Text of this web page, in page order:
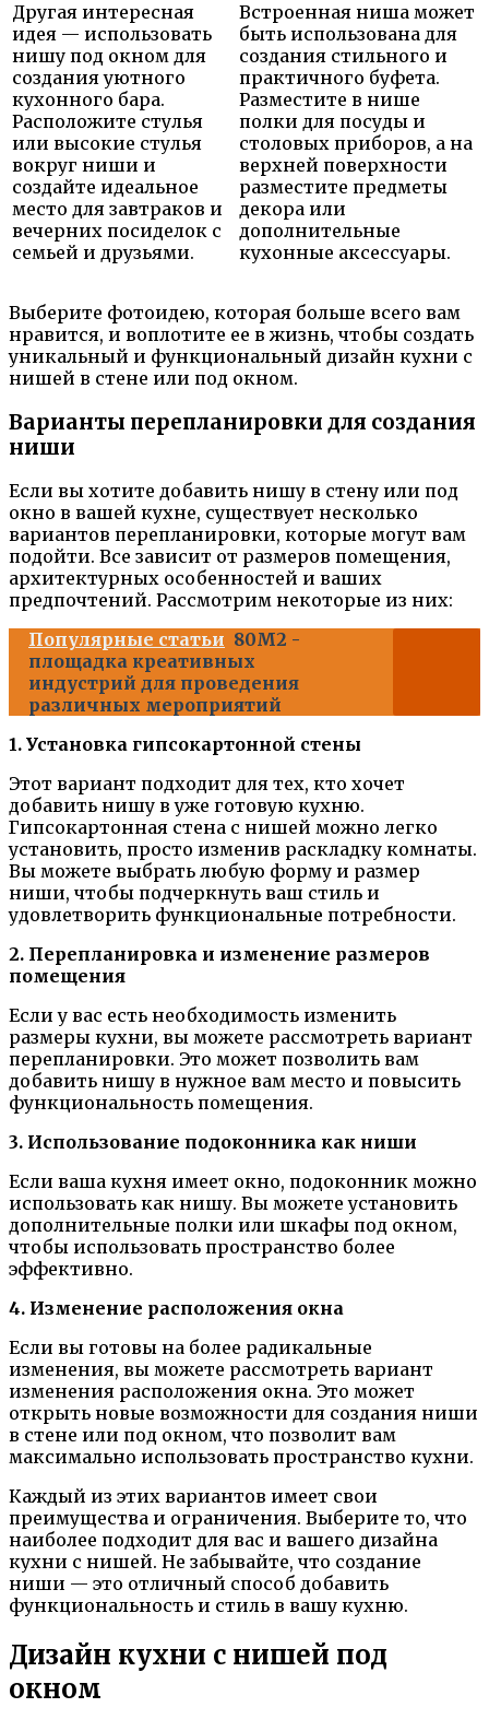
Другая интересная
идея — использовать
нишу под окном для
создания уютного
кухонного бара.
Расположите стулья
или высокие стулья
вокруг ниши и
создайте идеальное
место для завтраков и
вечерних посиделок с
семьей и друзьями.
Встроенная ниша может
быть использована для
создания стильного и
практичного буфета.
Разместите в нише
полки для посуды и
столовых приборов, а на
верхней поверхности
разместите предметы
декора или
дополнительные
кухонные аксессуары.
Выберите фотоидею, которая больше всего вам
нравится, и воплотите ее в жизнь, чтобы создать
уникальный и функциональный дизайн кухни с
нишей в стене или под окном.
Варианты перепланировки для создания
ниши
Если вы хотите добавить нишу в стену или под
окно в вашей кухне, существует несколько
вариантов перепланировки, которые могут вам
подойти. Все зависит от размеров помещения,
архитектурных особенностей и ваших
предпочтений. Рассмотрим некоторые из них:
Популярные статьи 80M2 -
площадка креативных
индустрий для проведения
различных мероприятий
1. Установка гипсокартонной стены
Этот вариант подходит для тех, кто хочет
добавить нишу в уже готовую кухню.
Гипсокартонная стена с нишей можно легко
установить, просто изменив раскладку комнаты.
Вы можете выбрать любую форму и размер
ниши, чтобы подчеркнуть ваш стиль и
удовлетворить функциональные потребности.
2. Перепланировка и изменение размеров
помещения
Если у вас есть необходимость изменить
размеры кухни, вы можете рассмотреть вариант
перепланировки. Это может позволить вам
добавить нишу в нужное вам место и повысить
функциональность помещения.
3. Использование подоконника как ниши
Если ваша кухня имеет окно, подоконник можно
использовать как нишу. Вы можете установить
дополнительные полки или шкафы под окном,
чтобы использовать пространство более
эффективно.
4. Изменение расположения окна
Если вы готовы на более радикальные
изменения, вы можете рассмотреть вариант
изменения расположения окна. Это может
открыть новые возможности для создания ниши
в стене или под окном, что позволит вам
максимально использовать пространство кухни.
Каждый из этих вариантов имеет свои
преимущества и ограничения. Выберите то, что
наиболее подходит для вас и вашего дизайна
кухни с нишей. Не забывайте, что создание
ниши — это отличный способ добавить
функциональность и стиль в вашу кухню.
Дизайн кухни с нишей под
окном